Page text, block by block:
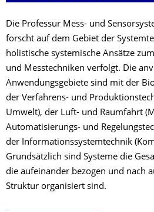
Die Professur Mess- und
forscht auf dem Gebiet der
holistische systemische Ansätze
und Messtechniken verfolgt. Die
Anwendungsgebiete sind mit der
der Verfahrens- und
Umwelt), der Luft- und Raumfahrt
Automatisierungs- und
der Informationssystemtechnik
Grundsätzlich sind Systeme die
die aufeinander bezogen und nach
Struktur organisiert sind.